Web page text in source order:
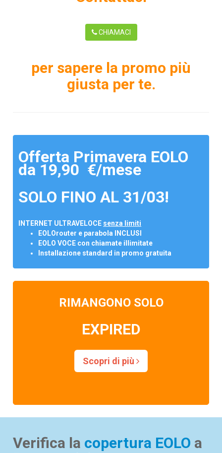
CHIAMACI
per sapere la promo più
giusta per te.
Offerta Primavera EOLO
da 19,90 €/mese
SOLO FINO AL 31/03!
INTERNET ULTRAVELOCE senza limiti
EOLOrouter e parabola INCLUSI
EOLO VOCE con chiamate illimitate
Installazione standard in promo gratuita
RIMANGONO SOLO
EXPIRED
Scopri di più
Verifica la copertura EOLO a